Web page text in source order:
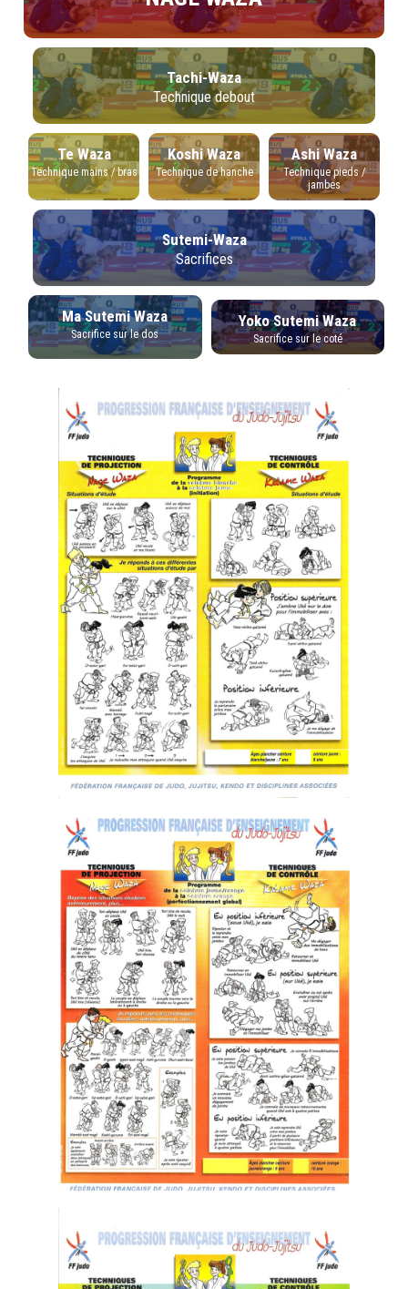
Tachi-Waza
Technique debout
Te Waza
Technique mains / bras
Koshi Waza
Technique de hanche
Ashi Waza
Technique pieds /
jambes
Sutemi-Waza
Sacrifices
Ma Sutemi Waza
Sacrifice sur le dos
Yoko Sutemi Waza
Sacrifice sur le coté